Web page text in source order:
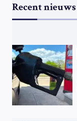
Recent nieuws